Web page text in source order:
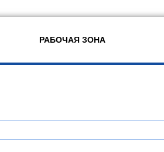
РАБОЧАЯ ЗОНА